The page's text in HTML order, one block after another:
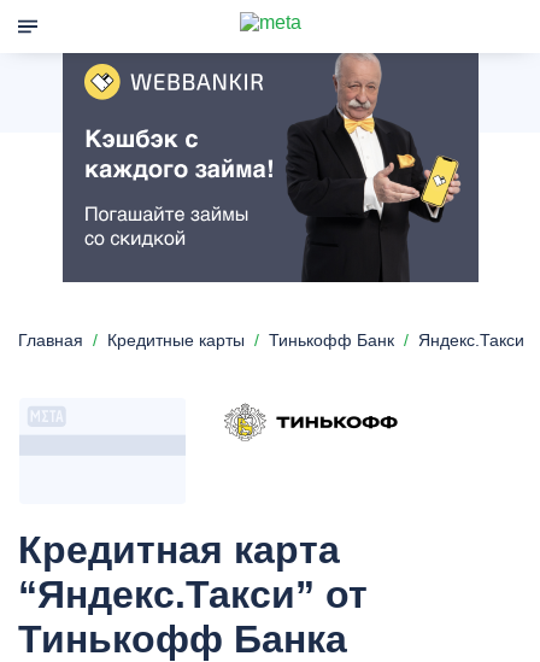
Главная Кредитные карты Тинькофф Банк Яндекс.Такси
Кредитная карта
“Яндекс.Такси” от
Тинькофф Банка